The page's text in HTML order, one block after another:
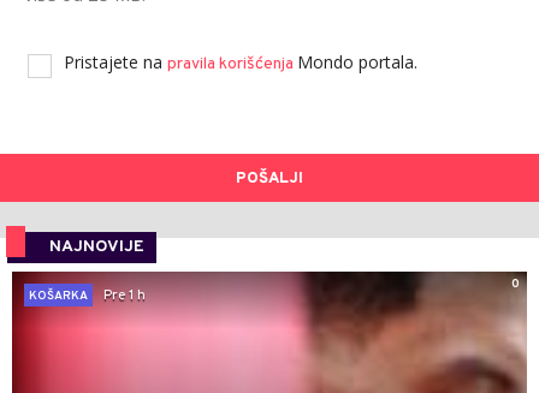
Pristajete na pravila korišćenja Mondo portala.
POŠALJI
NAJNOVIJE
0
KOŠARKA
Pre 1 h